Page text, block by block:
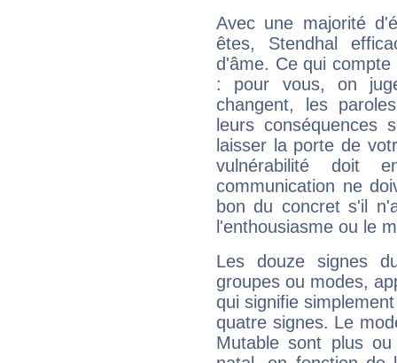
Avec une majorité
êtes, Stendhal
d'âme. Ce qui
: pour vous, on
changent, les
leurs conséquences
laisser la porte de
vulnérabilité doit
communication ne
bon du concret s'il
l'enthousiasme ou le
Les douze signes
groupes ou modes,
qui signifie
quatre signes. Le
Mutable sont plus